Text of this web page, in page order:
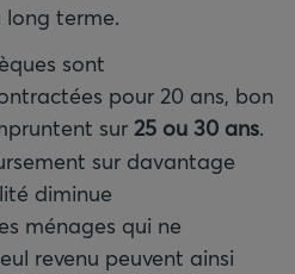
long terme.
sont
pour 20 ans, bon
sur 25 ou 30 ans.
sur davantage
diminue
ménages qui ne
revenu peuvent ainsi